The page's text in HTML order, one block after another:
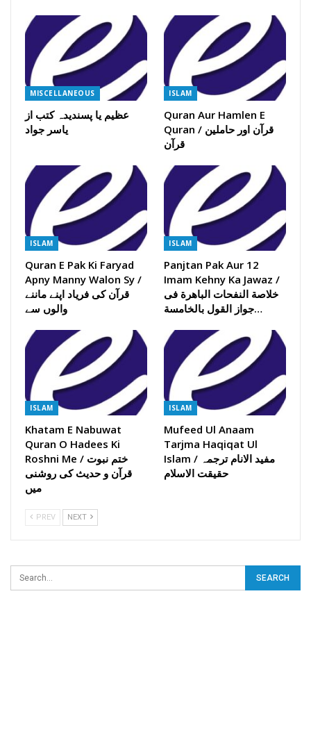
MISCELLANEOUS
عظیم یا پسندیدہ کتب از
یاسر جواد
ISLAM
Quran Aur Hamlen E
Quran / قرآن اور حاملین
قرآن
ISLAM
Quran E Pak Ki Faryad
Apny Manny Walon Sy /
قرآن کی فریاد اپنے ماننے
والوں سے
ISLAM
Panjtan Pak Aur 12
Imam Kehny Ka Jawaz /
خلاصة النفحات الباھرة فی
جواز القول بالخامسة…
ISLAM
Khatam E Nabuwat
Quran O Hadees Ki
Roshni Me / ختم نبوت
قرآن و حدیث کی روشنی
میں
ISLAM
Mufeed Ul Anaam
Tarjma Haqiqat Ul
Islam / مفید الانام ترجمہ
حقیقت الاسلام
PREV NEXT